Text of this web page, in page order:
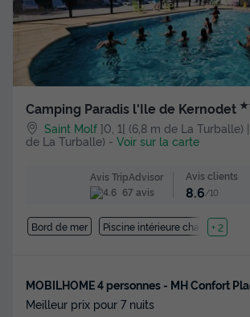
Camping Paradis l'Ile de Kernodet
Saint Molf ]0, 1[ (6,8 m de La Turballe)
de La Turballe) - Voir sur la carte
Avis TripAdvisor
67 avis
Avis clients
8.6/10
Bord de mer Piscine intérieure chauffée
+ 2
MOBILHOME 4 personnes - MH Confort
Meilleur prix pour 7 nuits